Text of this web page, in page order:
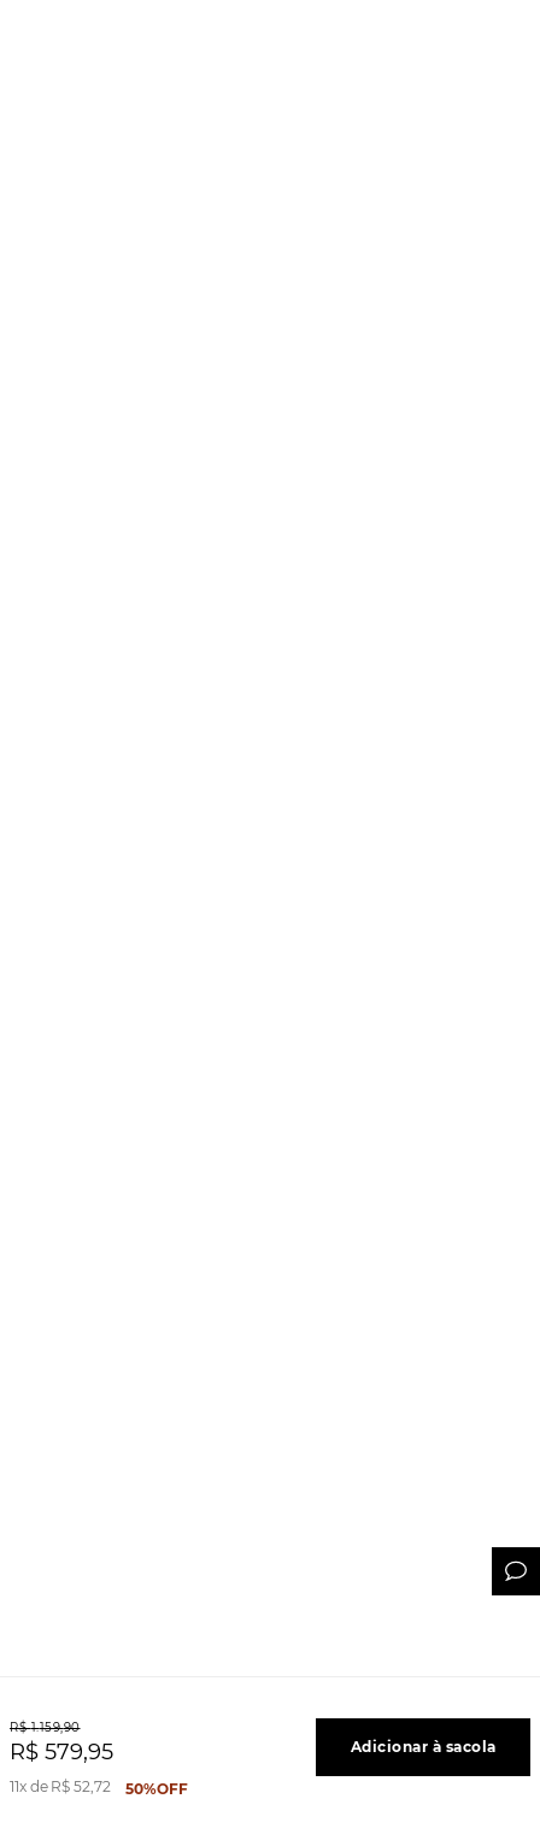
R$ 1.159,90
R$ 579,95
11 R$ 52,72 50%OFF
Adicionar à sacola